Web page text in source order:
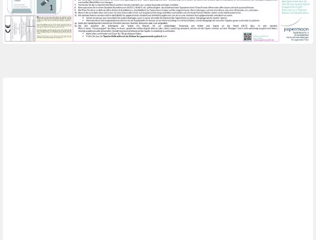
-11%
lieferbar - in 2-3 Werktagen bei dir